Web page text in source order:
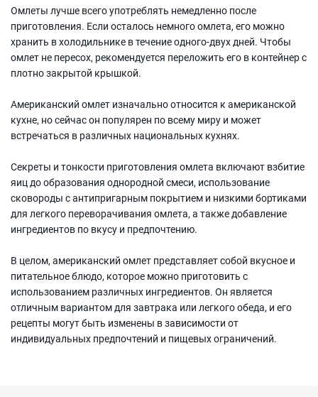
Омлеты лучше всего употреблять немедленно после
приготовления. Если осталось немного омлета, его можно
хранить в холодильнике в течение одного-двух дней. Чтобы
омлет не пересох, рекомендуется переложить его в контейнер с
плотно закрытой крышкой.
Американский омлет изначально относится к американской
кухне, но сейчас он популярен по всему миру и может
встречаться в различных национальных кухнях.
Секреты и тонкости приготовления омлета включают взбитие
яиц до образования однородной смеси, использование
сковороды с антипригарным покрытием и низкими бортиками
для легкого переворачивания омлета, а также добавление
ингредиентов по вкусу и предпочтению.
В целом, американский омлет представляет собой вкусное и
питательное блюдо, которое можно приготовить с
использованием различных ингредиентов. Он является
отличным вариантом для завтрака или легкого обеда, и его
рецепты могут быть изменены в зависимости от
индивидуальных предпочтений и пищевых ограничений.